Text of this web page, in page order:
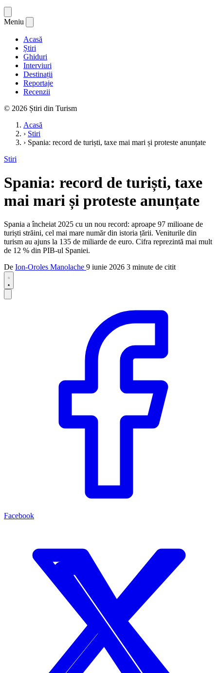
Meniu
Acasă
Știri
Ghiduri
Interviuri
Destinații
Reportaje
Recenzii
© 2026 Știri din Turism
Acasă
› Stiri
› Spania: record de turiști, taxe mai mari și proteste anunțate
Stiri
Spania: record de turiști, taxe
mai mari și proteste anunțate
Spania a încheiat 2025 cu un nou record: aproape 97 milioane de
turiști străini, cel mai mare număr din istoria țării. Veniturile din
turism au ajuns la 135 de miliarde de euro. Cifra reprezintă mai mult
de 12 % din PIB-ul Spaniei.
De Ion-Oroles Manolache 9 iunie 2026 3 minute de citit
Facebook